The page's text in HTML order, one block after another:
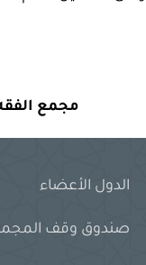
مجمع
الدول الأعضاء
صندوق وقف